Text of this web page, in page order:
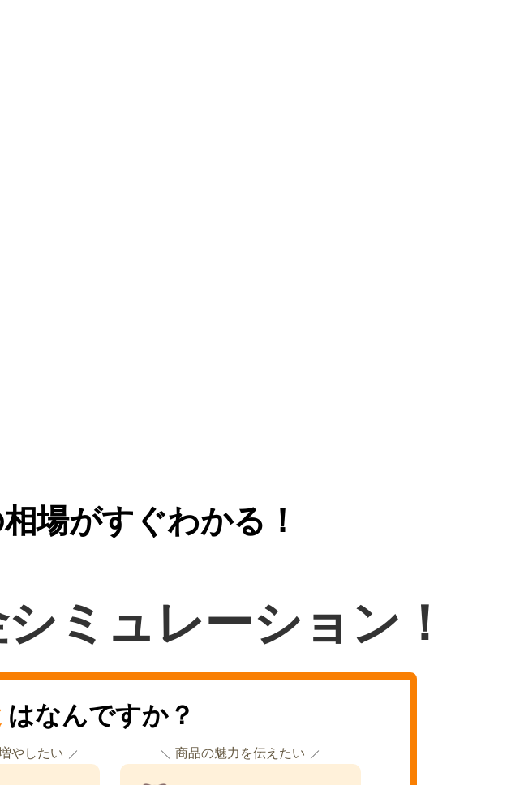
場がすぐわかる！
ミュレーション！
はなんですか？
やしたい 商品の魅力を伝えたい